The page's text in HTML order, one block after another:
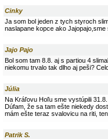
Cinky
Ja som bol jeden z tych styroch
naslapane kopce ako Jajopajo,sme
Jajo Pajo
Bol som tam 8.8. aj s partiou 4
niekomu trvalo tak dlho aj peši?
Júlia
Na Kráľovu Hoľu sme vystúpili
Dúfam, že sa tam ešte niekedy
mám ešte teraz svalovicu na riti,
Patrik S.